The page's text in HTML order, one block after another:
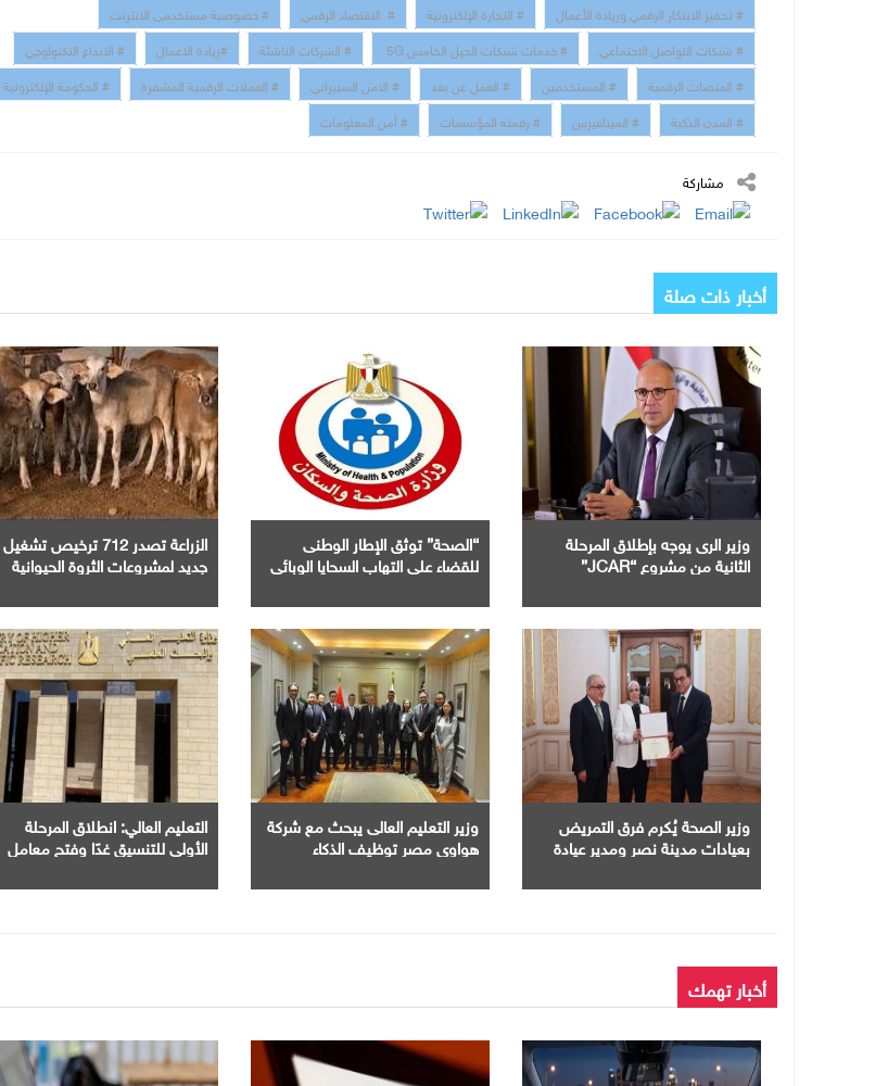
# تحفيز الابتكار الرقمي وريادة الأعمال
# التجارة الإلكترونية # الاقتصاد الرقمي
# خصوصية مستخدمى الانترنت
# شبكات التواصل الاجتماعي
# خدمات شبكات الجيل الخامس 5G # الشركات الناشئة #ريادة الاعمال
# الابداع التكنولوجي
# المنصات الرقمية
# المستخدمين # العمل عن بعد # الامن السبيراني # العملات الرقمية المشفرة
# الحكومة الإلكترونية
# المدن الذكية
# الميتافيرس # رقمنة المؤسسات # أمن المعلومات
مشاركة
أخبار ذات صلة
وزير الرى يوجه بإطلاق المرحلة
الثانية من مشروع “JCAR”
“الصحة” توثق الإطار الوطنى
للقضاء على التهاب السحايا الوبائى
الزراعة تصدر 712 ترخيص تشغيل
جديد لمشروعات الثروة الحيوانية
وزير الصحة يُكرم فرق التمريض
بعيادات مدينة نصر ومدير عيادة
وزير التعليم العالى يبحث مع شركة
هواوى مصر توظيف الذكاء
الجامعات
التعليم العالي: انطلاق المرحلة
الأولى للتنسيق غدًا وفتح معامل
الحكومية
أخبار تهمك